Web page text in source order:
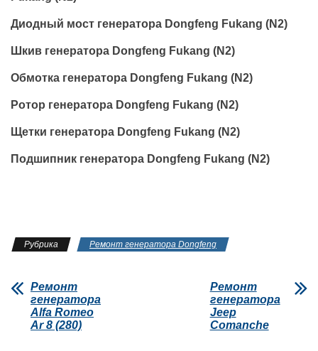
Диодный мост генератора Dongfeng Fukang (N2)
Шкив генератора Dongfeng Fukang (N2)
Обмотка генератора Dongfeng Fukang (N2)
Ротор генератора Dongfeng Fukang (N2)
Щетки генератора Dongfeng Fukang (N2)
Подшипник генератора Dongfeng Fukang (N2)
Рубрика Ремонт генератора Dongfeng
Ремонт
генератора
Alfa Romeo
Ar 8 (280)
Ремонт
генератора
Jeep
Comanche